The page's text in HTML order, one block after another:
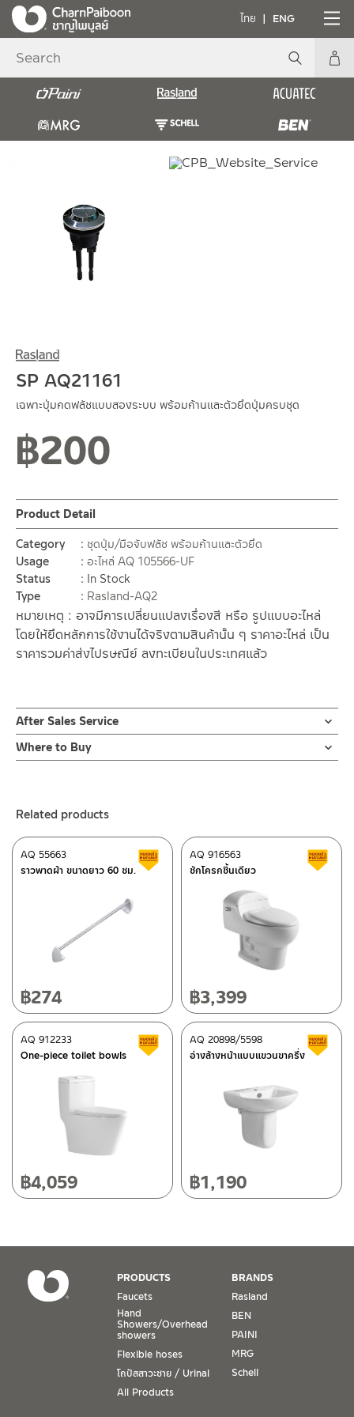
ไทย ENG
SP AQ21161
เฉพาะปุ่มกดฟลัชแบบสองระบบ พร้อมก้านและตัวยึดปุ่มครบชุด
฿200
Product Detail
Category
ชุดปุ่ม/มือจับฟลัช พร้อมก้านและตัวยึด
Usage
อะไหล่ AQ 105566-UF
Status
In Stock
Type
Rasland-AQ2
หมายเหตุ : อาจมีการเปลี่ยนแปลงเรื่องสี หรือ รูปแบบอะไหล่
โดยให้ยึดหลักการใช้งานได้จริงตามสินค้านั้น ๆ ราคาอะไหล่ เป็น
ราคารวมค่าส่งไปรษณีย์ ลงทะเบียนในประเทศแล้ว
After Sales Service
Online Platform
– Email: contact@charnpaiboon.com
After Sales Service Center – Bangkok
662/61-62 Rama 3 Road, Bangpongpang, Yannawa,
Tel: 02-358-0080 / 080-075-8668 / 091-545-0556
After Sales Service Center Chiangmai
118/33 Onsirin M.8, Sunpuloey, Doysaked, Chaingmai 50220
Tel: 080-075-2626
Operating Time
Monday – Friday 8:30-17:30 hrs.
Saturday 8:30-15:00 hrs.
Closed on Sunday and Special / Public Holidays
1. A proof of purchase, or seller’s receipt, shall be required
to validate product warranty which will be checked against
the date of purchase. In the absence of such proof of
purchase, no warranty claims can be made.
2. To be eligible for warranty claims, a product must be in
its proper working condition. If defects such as dents,
cracks, or impact breakage are evident, or its overall
Where to Buy
– Shopee
–Lazada
ติดต่อพนักงานขาย / Contact Sales Staff
@charnpaiboon.sales
ติดต่อ ชาญไพบูลย์ / Contact Us Click Here
Related products
ราวพาดผ้า ขนาดยาว 60 ซม.
AQ 55663 Clearance sale
฿274
ชักโครกชิ้นเดียว
AQ 916563
฿3,399
One-piece toilet bowls
AQ 912233 Clearance sale
฿4,059
อ่างล้างหน้าแบบแขวนขาครึ่ง
AQ 20898/5598
฿1,190
PRODUCTS
Faucets
Hand
Showers/Overhead
showers
Flexible hoses
โถปัสสาวะชาย / Urinal
All Products
BRANDS
Rasland
BEN
PAINI
MRG
Schell